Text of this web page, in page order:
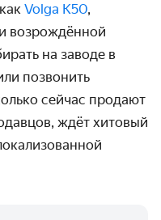
Volga K50,
возрождённой
на заводе в
позвонить
сейчас продают
ждёт хитовый